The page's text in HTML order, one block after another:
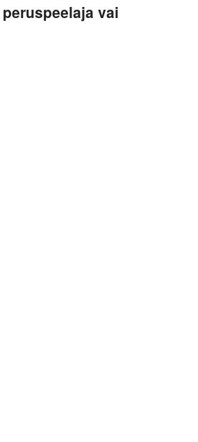
vai